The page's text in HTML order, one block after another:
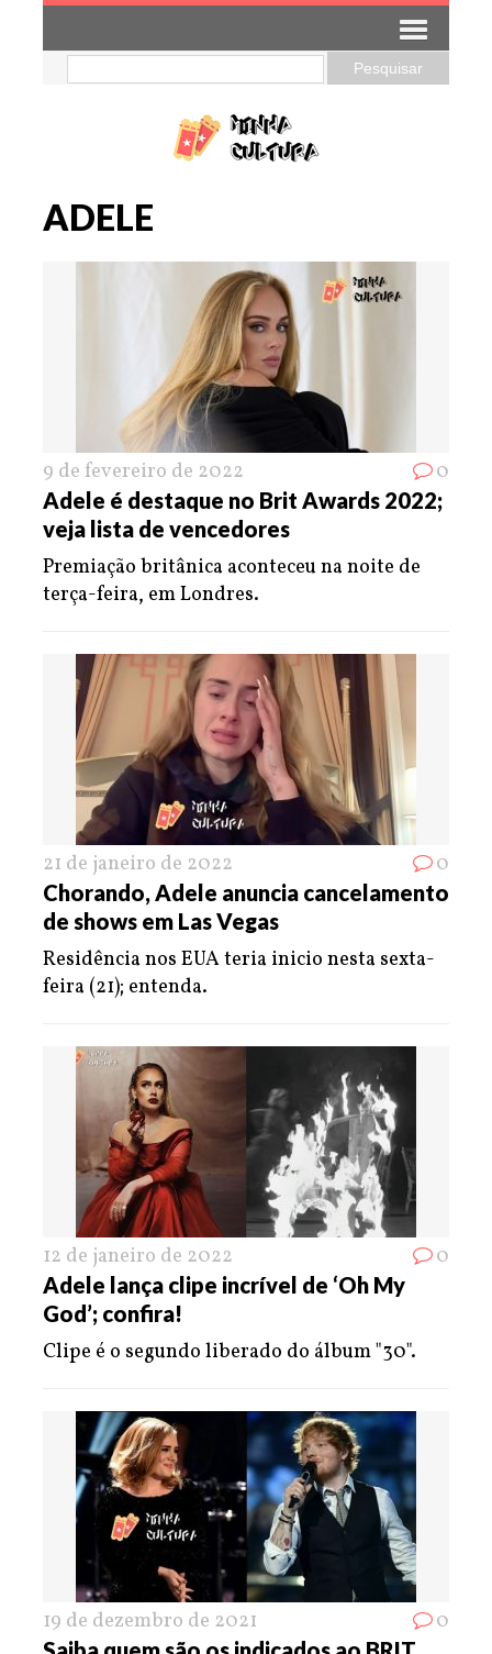
ADELE
9 de fevereiro de 2022 0
Adele é destaque no Brit Awards 2022;
veja lista de vencedores
Premiação britânica aconteceu na noite de
terça-feira, em Londres.
21 de janeiro de 2022 0
Chorando, Adele anuncia cancelamento
de shows em Las Vegas
Residência nos EUA teria inicio nesta sexta-
feira (21); entenda.
12 de janeiro de 2022 0
Adele lança clipe incrível de ‘Oh My
God’; confira!
Clipe é o segundo liberado do álbum "30".
19 de dezembro de 2021 0